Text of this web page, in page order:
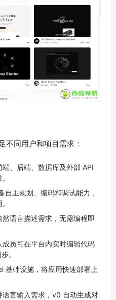
不同用户和项目需求：
、后端、数据库及外部 API
主规划、编码和调试能力，
语言描述需求，无需编程即
员可在平台内实时编辑代码
。
础设施，将应用快速部署上
言输入需求，v0 自动生成对